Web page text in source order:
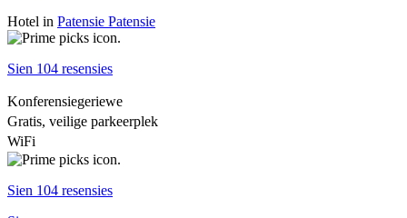
Hotel in Patensie Patensie
Sien 104 resensies
Konferensiegeriewe
Gratis, veilige parkeerplek
WiFi
Sien 104 resensies